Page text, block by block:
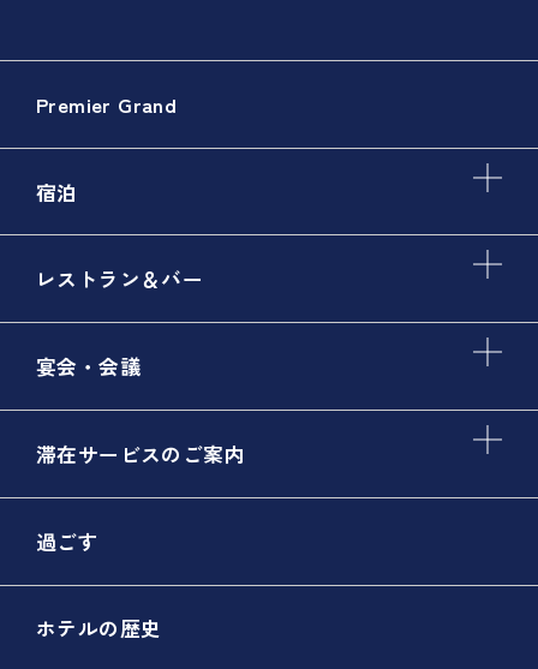
Premier Grand
宿泊
レストラン＆バー
宴会・会議
滞在サービスのご案内
過ごす
ホテルの歴史